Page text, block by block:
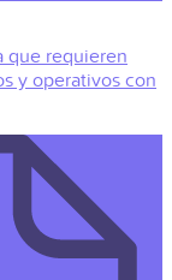
que requieren
y operativos con